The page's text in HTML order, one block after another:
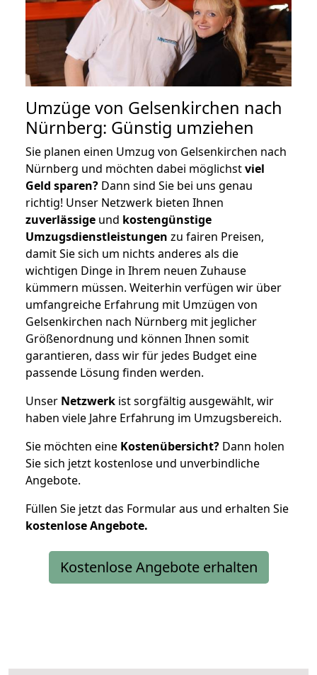
Umzüge von Gelsenkirchen nach
Nürnberg: Günstig umziehen
Sie planen einen Umzug von Gelsenkirchen nach
Nürnberg und möchten dabei möglichstviel
Geld sparen? Dann sind Sie bei uns genau
richtig! Unser Netzwerk bieten Ihnen
zuverlässige und kostengünstige
Umzugsdienstleistungen zu fairen Preisen,
damit Sie sich um nichts anderes als die
wichtigen Dinge in Ihrem neuen Zuhause
kümmern müssen. Weiterhin verfügen wir über
umfangreiche Erfahrung mit Umzügen von
Gelsenkirchen nach Nürnberg mit jeglicher
Größenordnung und können Ihnen somit
garantieren, dass wir für jedes Budget eine
passende Lösung finden werden.
Unser Netzwerk ist sorgfältig ausgewählt, wir
haben viele Jahre Erfahrung im Umzugsbereich.
Sie möchten eine Kostenübersicht? Dann holen
Sie sich jetzt kostenlose und unverbindliche
Angebote.
Füllen Sie jetzt das Formular aus und erhalten Sie
kostenloseAngebote.
Kostenlose Angebote erhalten